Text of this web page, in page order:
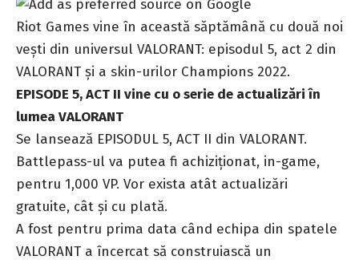
Riot Games vine în această săptămână cu două noi
vești din universul VALORANT: episodul 5, act 2 din
VALORANT și a skin-urilor Champions 2022.
EPISODE 5, ACT II vine cu o serie de actualizări în
lumea VALORANT
Se lansează EPISODUL 5, ACT II din VALORANT.
Battlepass-ul va putea fi achiziționat, in-game,
pentru 1,000 VP. Vor exista atât actualizări
gratuite, cât și cu plată.
A fost pentru prima data când echipa din spatele
VALORANT a încercat să construiască un